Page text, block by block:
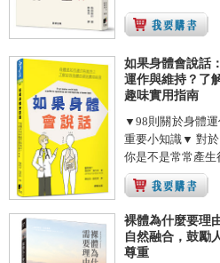
如果身體會說話
運作與維持？了
趣味實用指南
▼98則關於身體
重要小知識▼ 對於
你是不是常常產生
裸體為什麼要理
自然融合，鼓勵
尊重